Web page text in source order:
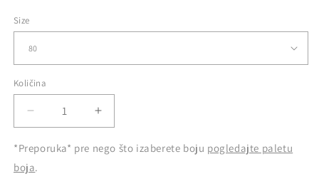
Size
Količina
Smanji
količinu
proizvoda
Povećaj
količinu
proizvoda
*Preporuka* pre nego što izaberete boju pogledajte paletu
boja.